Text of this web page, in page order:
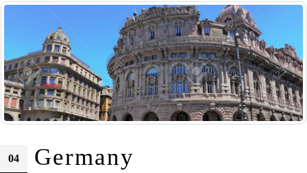
04 Germany